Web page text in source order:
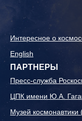
Интересное о
English
ПАРТНЕРЫ
Пресс-служба
ЦПК имени Ю.А.
Музей космонавтики